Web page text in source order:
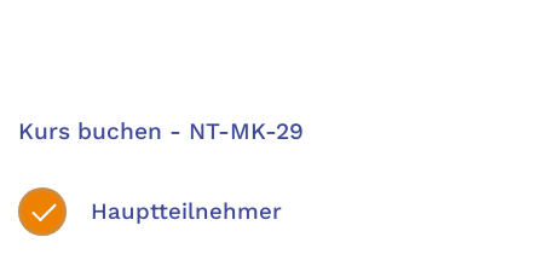
Kurs buchen - NT-MK-29
Hauptteilnehmer